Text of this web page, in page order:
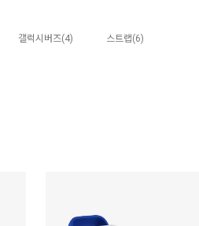
갤럭시버즈(4) 스트랩(6)